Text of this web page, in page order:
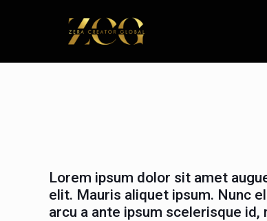
Lorem ipsum dolor sit amet
elit. Mauris aliquet ipsum. Nunc
arcu a ante ipsum scelerisque